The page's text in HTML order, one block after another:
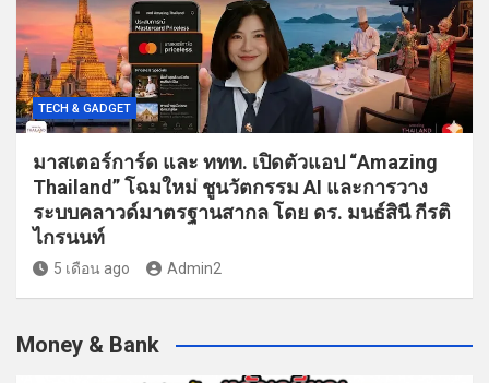
TECH & GADGET
มาสเตอร์การ์ด และ ททท. เปิดตัวแอป “Amazing
Thailand” โฉมใหม่ ชูนวัตกรรม AI และการวาง
ระบบคลาวด์มาตรฐานสากล โดย ดร. มนธ์สินี กีรติ
ไกรนนท์
5 เดือน ago Admin2
Money & Bank